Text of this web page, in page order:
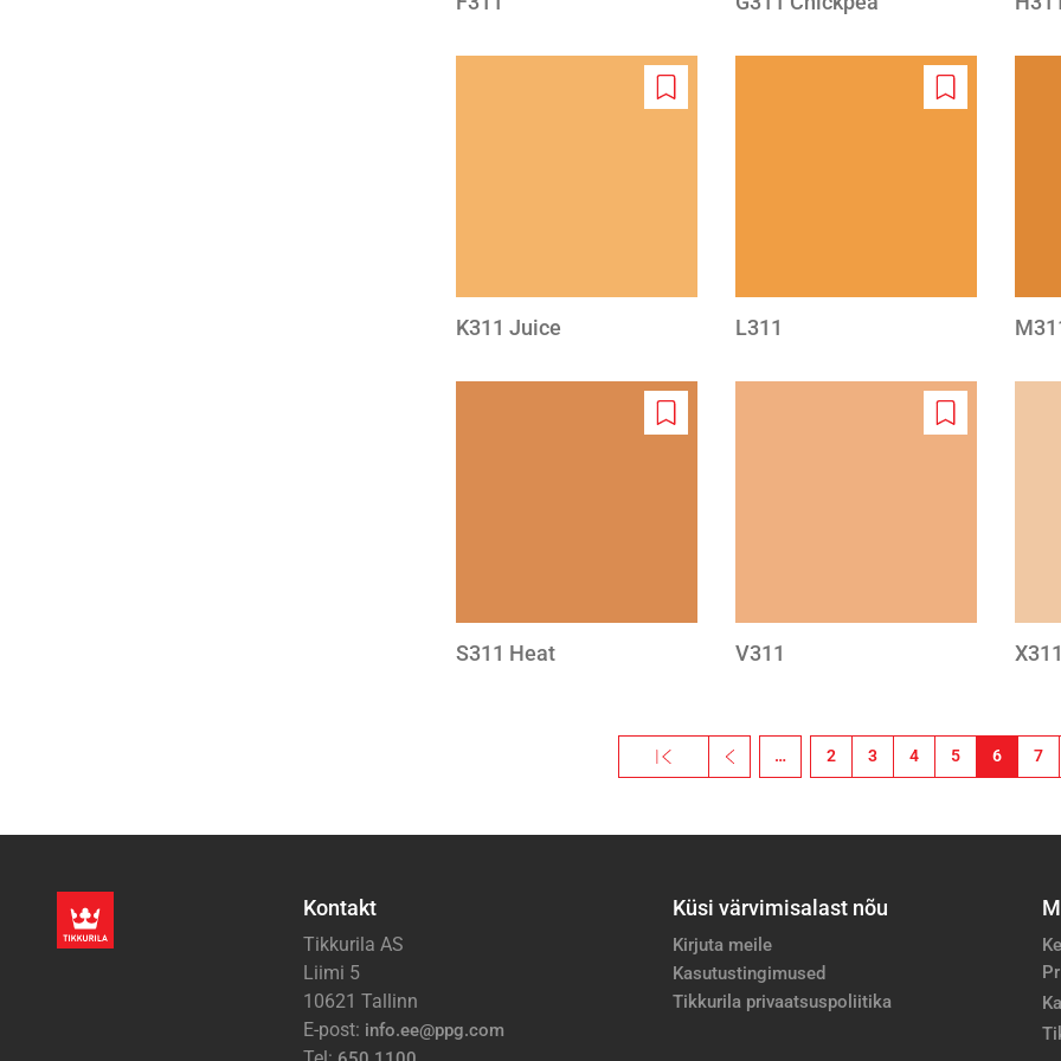
Add
K311 Juice
Add
L311
Add
S311 Heat
Add
V311
« Esimene
Esimene leht
‹‹
Eelmine leht
… 2 3 4 5 6 7
Kontakt
Tikkurila AS
Liimi 5
10621 Tallinn
E-post: info.ee@ppg.com
Küsi värvimisalast nõu
Kirjuta meile
Kasutustingimused
Tikkurila privaatsuspoliitika